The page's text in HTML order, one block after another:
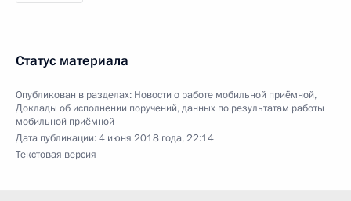
Статус материала
Опубликован в разделах: Новости о работе мобильной приёмной,
Доклады об исполнении поручений, данных по результатам работы
мобильной приёмной
Дата публикации:4 июня 2018 года, 22:14
Текстовая версия